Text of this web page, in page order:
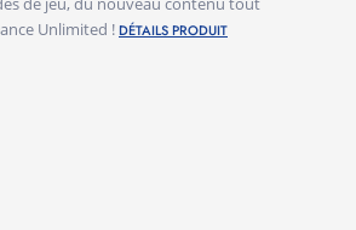
Unlimited !DÉTAILS PRODUIT